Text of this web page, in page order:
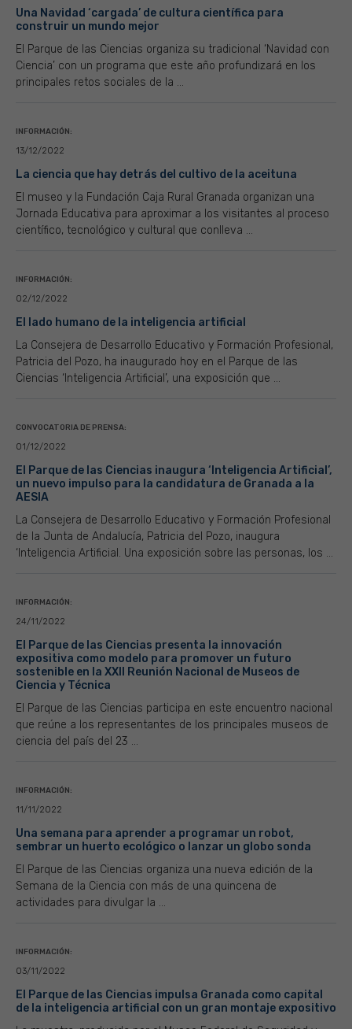
Una Navidad ‘cargada’ de cultura científica para
construir un mundo mejor
El Parque de las Ciencias organiza su tradicional ‘Navidad con
Ciencia’ con un programa que este año profundizará en los
principales retos sociales de la ...
INFORMACIÓN:
13/12/2022
La ciencia que hay detrás del cultivo de la aceituna
El museo y la Fundación Caja Rural Granada organizan una
Jornada Educativa para aproximar a los visitantes al proceso
científico, tecnológico y cultural que conlleva ...
INFORMACIÓN:
02/12/2022
El lado humano de la inteligencia artificial
La Consejera de Desarrollo Educativo y Formación Profesional,
Patricia del Pozo, ha inaugurado hoy en el Parque de las
Ciencias ‘Inteligencia Artificial’, una exposición que ...
CONVOCATORIA DE PRENSA:
01/12/2022
El Parque de las Ciencias inaugura ‘Inteligencia Artificial’,
un nuevo impulso para la candidatura de Granada a la
AESIA
La Consejera de Desarrollo Educativo y Formación Profesional
de la Junta de Andalucía, Patricia del Pozo, inaugura
‘Inteligencia Artificial. Una exposición sobre las personas, los ...
INFORMACIÓN:
24/11/2022
El Parque de las Ciencias presenta la innovación
expositiva como modelo para promover un futuro
sostenible en la XXII Reunión Nacional de Museos de
Ciencia y Técnica
El Parque de las Ciencias participa en este encuentro nacional
que reúne a los representantes de los principales museos de
ciencia del país del 23 ...
INFORMACIÓN:
11/11/2022
Una semana para aprender a programar un robot,
sembrar un huerto ecológico o lanzar un globo sonda
El Parque de las Ciencias organiza una nueva edición de la
Semana de la Ciencia con más de una quincena de
actividades para divulgar la ...
INFORMACIÓN:
03/11/2022
El Parque de las Ciencias impulsa Granada como capital
de la inteligencia artificial con un gran montaje expositivo